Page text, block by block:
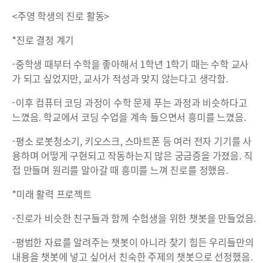
<주영 학생의 진로 활동>
*진로 결정 계기
-중학생 때부터 수학을 좋아해서 1학년 1학기 때는 수학 교사
가 되고 싶었지만, 교사가 적성과 맞지 않는다고 생각함.
-이후 컴퓨터 코딩 과정이 수학 문제 푸는 과정과 비슷하다고
느꼈음. 학교에서 코딩 수업을 계속 들으면서 흥미를 느꼈음.
-평소 로봇청소기, 키오스크, 스마트폰 등 여러 전자 기기를 사
용하며 어떻게 구현되고 작동하는지 많은 궁금증을 가졌음. 직
접 만들며 원리를 알아갈 때 흥미를 느껴 진로를 정했음.
*미래 활력 프로젝트
-진로가 비슷한 친구들과 함께 수험생을 위한 챗봇을 만들었음.
-평범한 자료를 알려주는 챗봇이 아니라 찾기 힘든 우리들만의
내용을 챗봇에 넣고 싶어서 친숙한 주제의 챗봇으로 선정했음.